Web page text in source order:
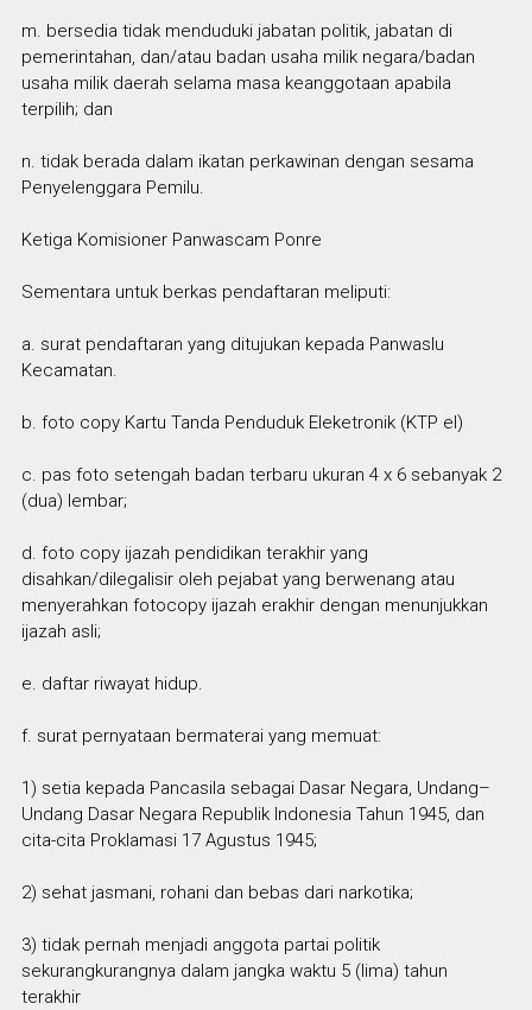
m. bersedia tidak menduduki jabatan politik, jabatan di
pemerintahan, dan/atau badan usaha milik negara/badan
usaha milik daerah selama masa keanggotaan apabila
terpilih; dan
n. tidak berada dalam ikatan perkawinan dengan sesama
Penyelenggara Pemilu.
Ketiga Komisioner Panwascam Ponre
Sementara untuk berkas pendaftaran meliputi:
a. surat pendaftaran yang ditujukan kepada Panwaslu
Kecamatan.
b. foto copy Kartu Tanda Penduduk Eleketronik (KTP el)
c. pas foto setengah badan terbaru ukuran 4 x 6 sebanyak 2
(dua) lembar;
d. foto copy ijazah pendidikan terakhir yang
disahkan/dilegalisir oleh pejabat yang berwenang atau
menyerahkan fotocopy ijazah erakhir dengan menunjukkan
ijazah asli;
e. daftar riwayat hidup.
f. surat pernyataan bermaterai yang memuat:
1) setia kepada Pancasila sebagai Dasar Negara, Undang–
Undang Dasar Negara Republik Indonesia Tahun 1945, dan
cita-cita Proklamasi 17 Agustus 1945;
2) sehat jasmani, rohani dan bebas dari narkotika;
3) tidak pernah menjadi anggota partai politik
sekurangkurangnya dalam jangka waktu 5 (lima) tahun
terakhir